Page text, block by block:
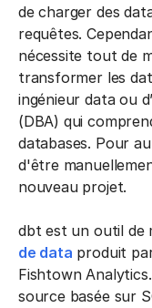
de charger des
requêtes.
nécessite tout de
transformer les
ingénieur data ou
(DBA) qui
databases. Pour
d'être
nouveau projet.
dbt est un outil de
de data produit
Fishtown
source basée sur